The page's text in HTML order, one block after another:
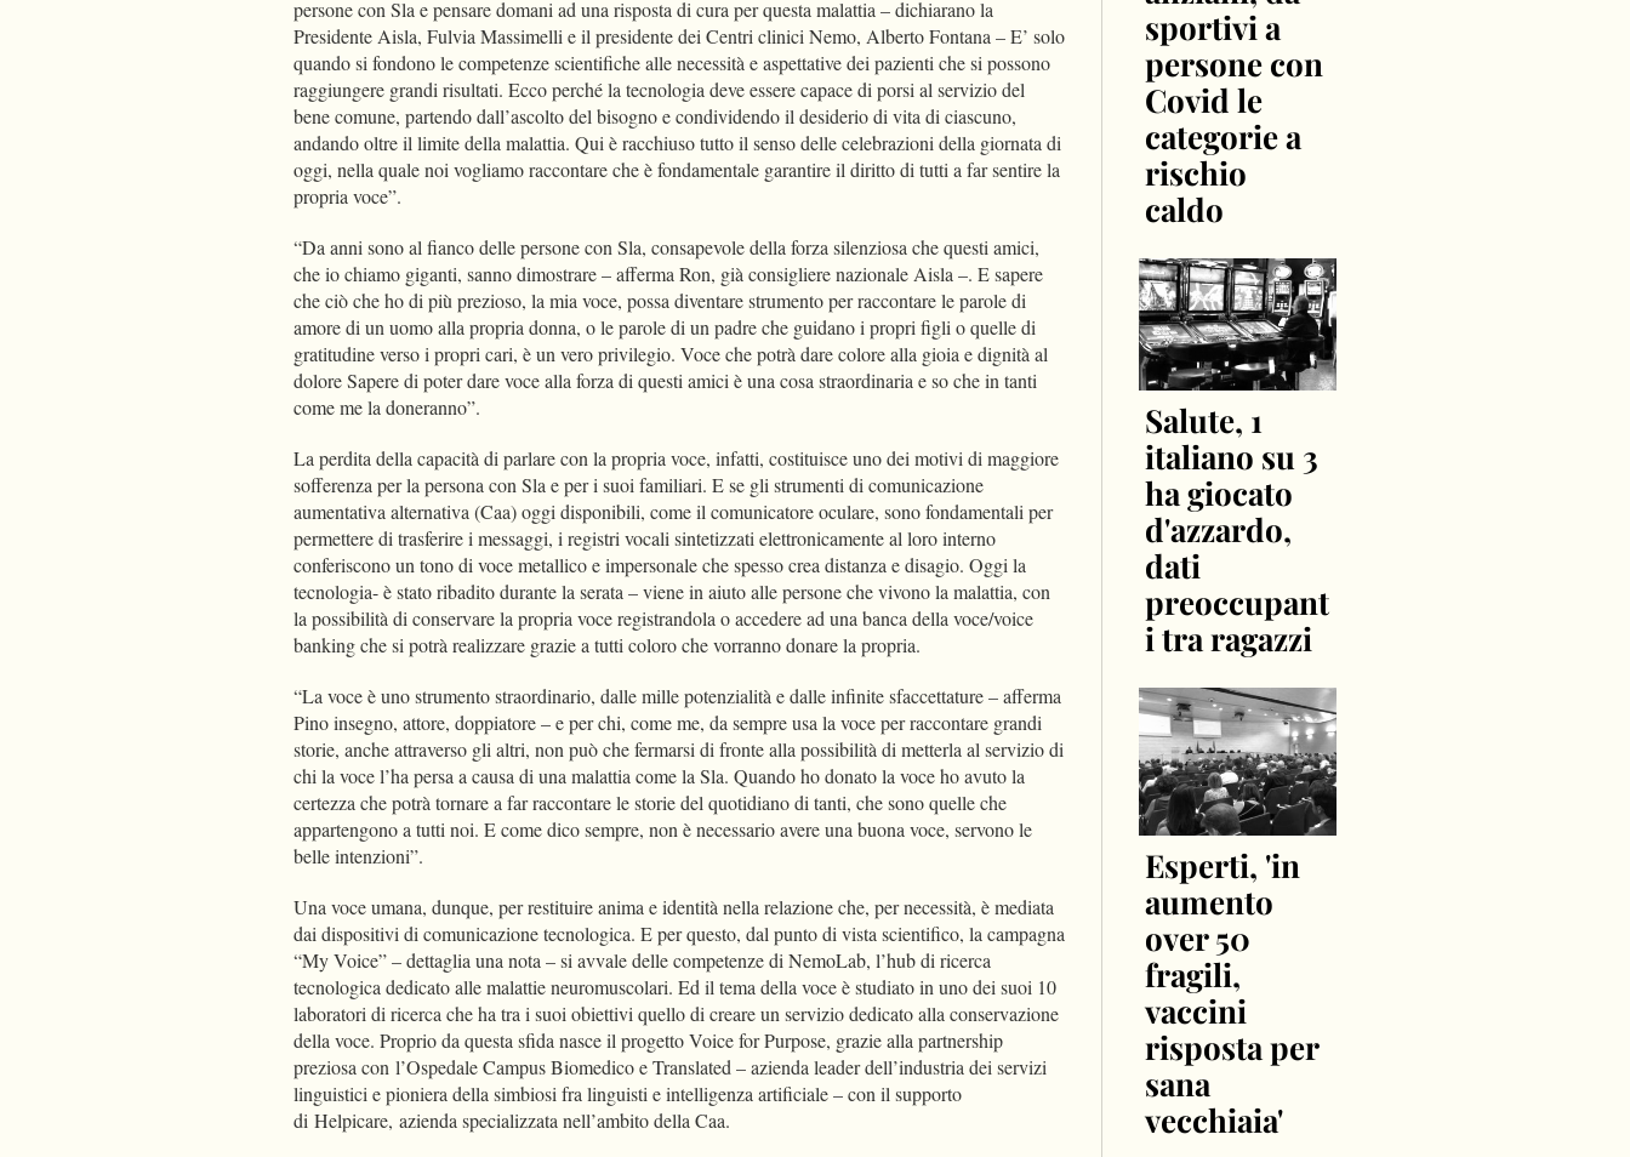
persone con Sla e pensare domani ad una risposta di cura per questa malattia – dichiarano la
Presidente Aisla, Fulvia Massimelli e il presidente dei Centri clinici Nemo, Alberto Fontana – E’ solo
quando si fondono le competenze scientifiche alle necessità e aspettative dei pazienti che si possono
raggiungere grandi risultati. Ecco perché la tecnologia deve essere capace di porsi al servizio del
bene comune, partendo dall’ascolto del bisogno e condividendo il desiderio di vita di ciascuno,
andando oltre il limite della malattia. Qui è racchiuso tutto il senso delle celebrazioni della giornata di
oggi, nella quale noi vogliamo raccontare che è fondamentale garantire il diritto di tutti a far sentire la
propria voce”.
“Da anni sono al fianco delle persone con Sla, consapevole della forza silenziosa che questi amici,
che io chiamo giganti, sanno dimostrare – afferma Ron, già consigliere nazionale Aisla –. E sapere
che ciò che ho di più prezioso, la mia voce, possa diventare strumento per raccontare le parole di
amore di un uomo alla propria donna, o le parole di un padre che guidano i propri figli o quelle di
gratitudine verso i propri cari, è un vero privilegio. Voce che potrà dare colore alla gioia e dignità al
dolore Sapere di poter dare voce alla forza di questi amici è una cosa straordinaria e so che in tanti
come me la doneranno”.
La perdita della capacità di parlare con la propria voce, infatti, costituisce uno dei motivi di maggiore
sofferenza per la persona con Sla e per i suoi familiari. E se gli strumenti di comunicazione
aumentativa alternativa (Caa) oggi disponibili, come il comunicatore oculare, sono fondamentali per
permettere di trasferire i messaggi, i registri vocali sintetizzati elettronicamente al loro interno
conferiscono un tono di voce metallico e impersonale che spesso crea distanza e disagio. Oggi la
tecnologia- è stato ribadito durante la serata – viene in aiuto alle persone che vivono la malattia, con
la possibilità di conservare la propria voce registrandola o accedere ad una banca della voce/voice
banking che si potrà realizzare grazie a tutti coloro che vorranno donare la propria.
“La voce è uno strumento straordinario, dalle mille potenzialità e dalle infinite sfaccettature – afferma
Pino insegno, attore, doppiatore – e per chi, come me, da sempre usa la voce per raccontare grandi
storie, anche attraverso gli altri, non può che fermarsi di fronte alla possibilità di metterla al servizio di
chi la voce l’ha persa a causa di una malattia come la Sla. Quando ho donato la voce ho avuto la
certezza che potrà tornare a far raccontare le storie del quotidiano di tanti, che sono quelle che
appartengono a tutti noi. E come dico sempre, non è necessario avere una buona voce, servono le
belle intenzioni”.
Una voce umana, dunque, per restituire anima e identità nella relazione che, per necessità, è mediata
dai dispositivi di comunicazione tecnologica. E per questo, dal punto di vista scientifico, la campagna
“My Voice” – dettaglia una nota – si avvale delle competenze di NemoLab, l’hub di ricerca
tecnologica dedicato alle malattie neuromuscolari. Ed il tema della voce è studiato in uno dei suoi 10
laboratori di ricerca che ha tra i suoi obiettivi quello di creare un servizio dedicato alla conservazione
della voce. Proprio da questa sfida nasce il progetto Voice for Purpose, grazie alla partnership
preziosa con l’Ospedale Campus Biomedico e Translated – azienda leader dell’industria dei servizi
linguistici e pioniera della simbiosi fra linguisti e intelligenza artificiale – con il supporto
di Helpicare, azienda specializzata nell’ambito della Caa.
sportivi a
persone con
Covid le
categorie a
rischio
caldo
Salute, 1
italiano su 3
ha giocato
d'azzardo,
dati
preoccupant
i tra ragazzi
Esperti, 'in
aumento
over 50
fragili,
vaccini
risposta per
sana
vecchiaia'